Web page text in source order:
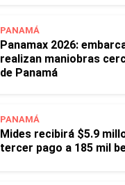
PANAMÁ
Panamax 2026:
realizan maniobras
de Panamá
PANAMÁ
Mides recibirá $5.9
tercer pago a 185 mil